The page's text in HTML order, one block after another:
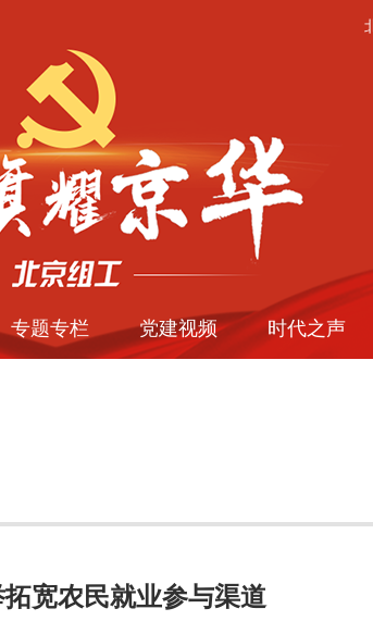
专题专栏 党建视频 时代之声
宽农民就业参与渠道